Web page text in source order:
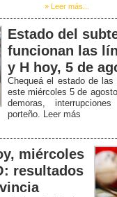
» Leer más...
Estado del
funcionan las
y H hoy, 5 de
Chequeá el estado de
este miércoles 5 de
demoras,
porteño. Leer más
miércoles
resultados